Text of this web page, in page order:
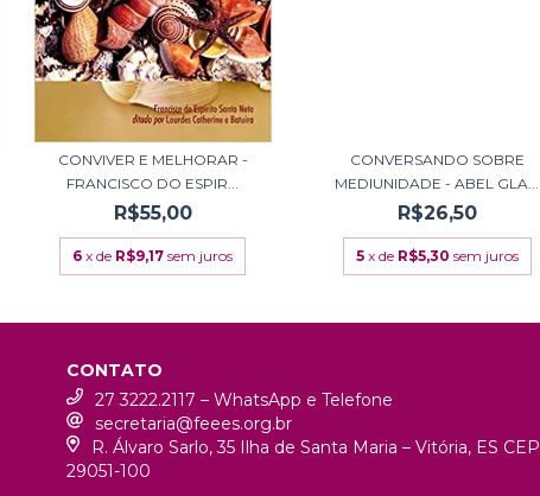
CONVIVER E MELHORAR -
FRANCISCO DO ESPIR...
R$55,00
6 x de R$9,17 sem juros
CONVERSANDO SOBRE
MEDIUNIDADE - ABEL GLA...
R$26,50
5 x de R$5,30 sem juros
CONTATO
27 3222.2117 – WhatsApp e Telefone
secretaria@feees.org.br
R. Álvaro Sarlo, 35 Ilha de Santa Maria – Vitória, ES CEP
29051-100